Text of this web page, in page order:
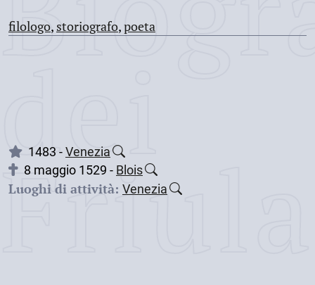
filologo, storiografo,poeta
dei
1483 -Venezia
8 maggio 1529 - Blois
Luoghi di attività: Venezia